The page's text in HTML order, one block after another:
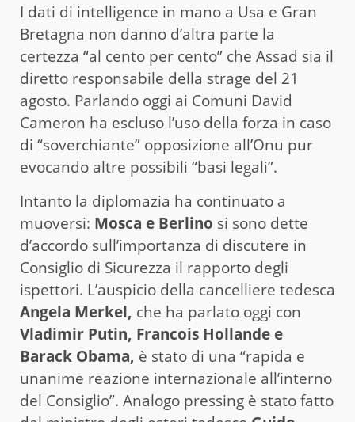
I dati di intelligence in mano a Usa e Gran
Bretagna non danno d’altra parte la
certezza “al cento per cento” che Assad sia il
diretto responsabile della strage del 21
agosto. Parlando oggi ai Comuni David
Cameron ha escluso l’uso della forza in caso
di “soverchiante” opposizione all’Onu pur
evocando altre possibili “basi legali”.
Intanto la diplomazia ha continuato a
muoversi: Mosca e Berlino si sono dette
d’accordo sull’importanza di discutere in
Consiglio di Sicurezza il rapporto degli
ispettori. L’auspicio della cancelliere tedesca
Angela Merkel, che ha parlato oggi con
Vladimir Putin, Francois Hollande e
Barack Obama, è stato di una “rapida e
unanime reazione internazionale all’interno
del Consiglio”. Analogo pressing è stato fatto